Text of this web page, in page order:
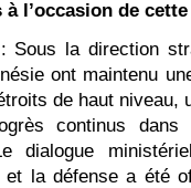
à l’occasion de
Sous la direction
ont maintenu
de haut niveau,
continus dans
dialogue
et la défense a été